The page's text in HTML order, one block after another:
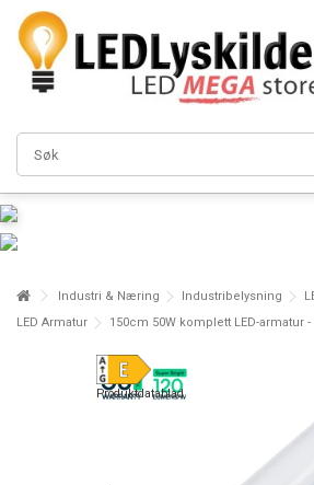
Industri & Næring Industribelysning
LED Armatur
150cm 50W komplett LED-armatur
Produktdatablad